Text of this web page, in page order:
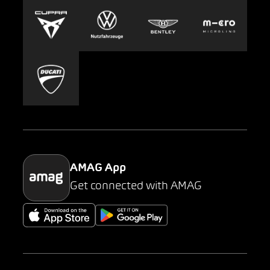
Europcar
Carsharing
Mobility-as-a-Service
Parking
Presse
AMAG App
Get connected with AMAG